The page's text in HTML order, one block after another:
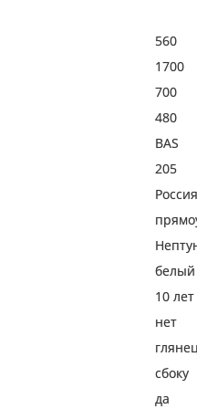
560
1700
700
480
BAS
205
Россия
белый
10 лет
нет
сбоку
да